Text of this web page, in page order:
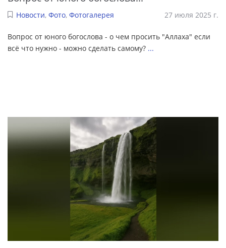
Новости, Фото, Фотогалерея 27 июля 2025 г.
Вопрос от юного богослова - о чем просить "Аллаха" если
всё что нужно - можно сделать самому? ...